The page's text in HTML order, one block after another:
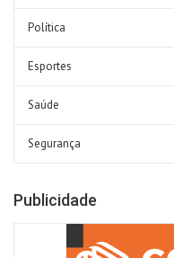
Política
Esportes
Saúde
Segurança
Publicidade